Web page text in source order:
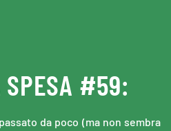
SPESA #59:
da poco (ma non sembra